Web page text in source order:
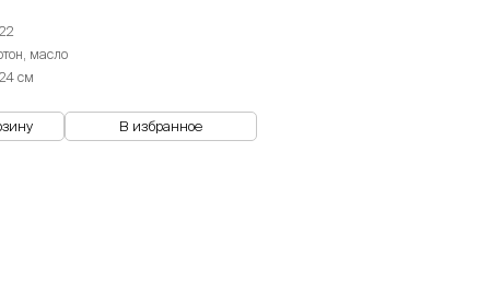
масло
см
В избранное